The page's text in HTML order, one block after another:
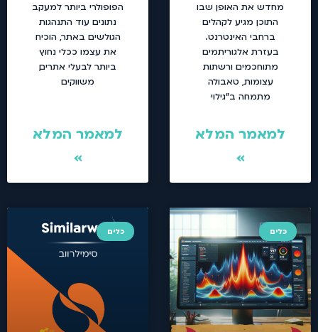
מחדש את האופן שבו
התוכן מגיע לקהלים
ברחבי האינטרנט.
בעזרת אלגוריתמים
מתוחכמים ורשתות
עצומות, טאבולה
מתמחה ב"גילוי
למאמר המלא
»
הפופולרי ביותר למעקב
נתונים עוד התנהגות
הגולשים באתר, הוכיח
את עצמו ככלי נחוץ
ביותר לבעלי אתרים,
משווקים
למאמר המלא
»
כלים כלים